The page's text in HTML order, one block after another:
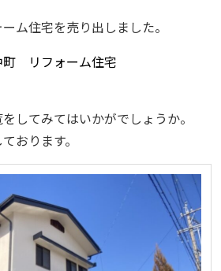
ム住宅を売り出しました。
町 リフォーム住宅
してみてはいかがでしょうか。
おります。